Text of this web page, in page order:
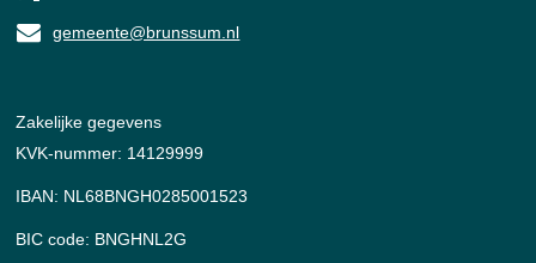
gemeente@brunssum.nl
Zakelijke gegevens
KVK-nummer: 14129999
IBAN: NL68BNGH0285001523
BIC code: BNGHNL2G